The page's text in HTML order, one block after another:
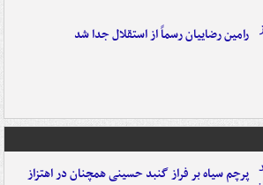
رامین رضاییان رسماً از استقلال جدا شد
پرچم سیاه بر فراز گنبد حسینی همچنان در اهتزاز